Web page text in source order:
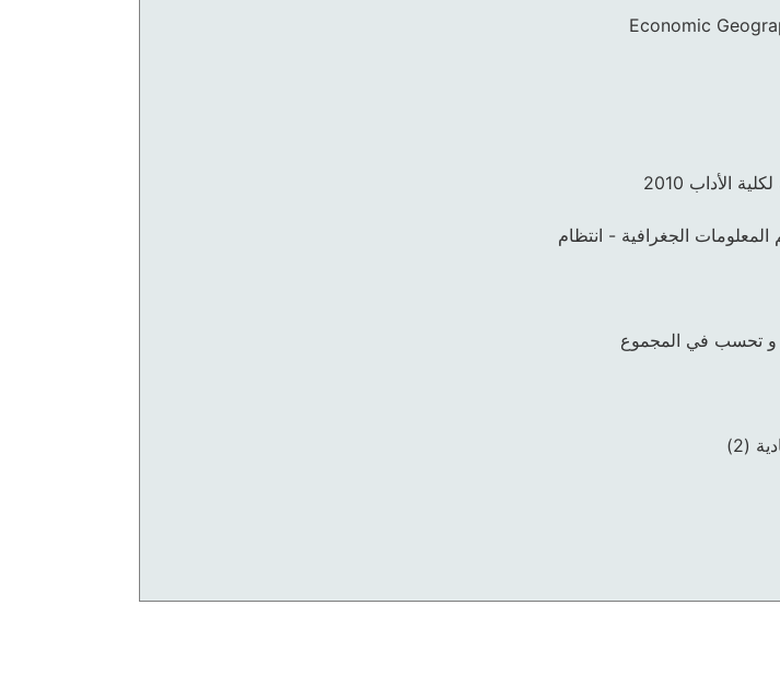
Economic
الأداب 2010
الجغرافية - انتظام
و تحسب في المجموع
(2)